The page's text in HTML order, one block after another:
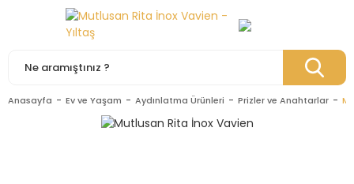
Anasayfa Ev ve Yaşam Aydınlatma Ürünleri Prizler ve Anahtarlar